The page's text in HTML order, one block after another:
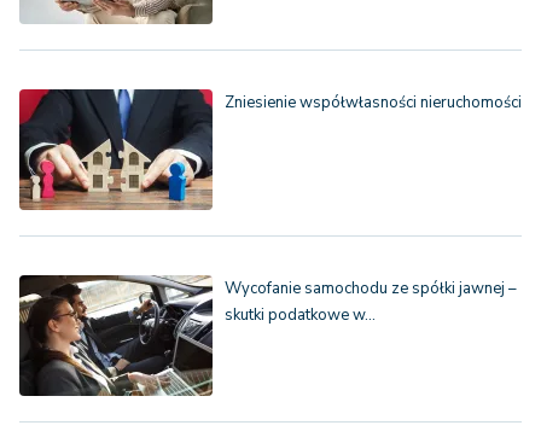
Zniesienie współwłasności nieruchomości
Wycofanie samochodu ze spółki jawnej –
skutki podatkowe w…